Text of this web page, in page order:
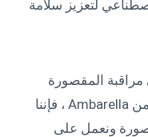
لتعزيز سلامة
المقصورة
ورقائق الذكاء الاصطناعي المتطورة من Ambarella ، فإننا
ونعمل على